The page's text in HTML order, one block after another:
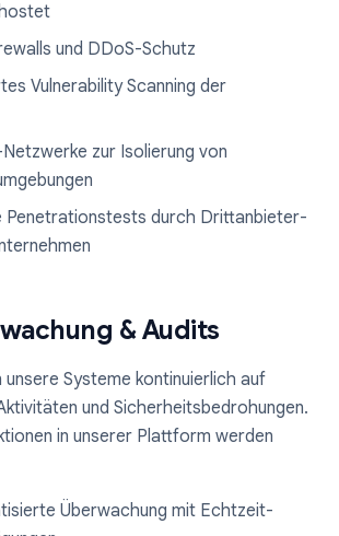
und DDoS-Schutz
Vulnerability Scanning der
zur Isolierung von
Penetrationstests durch Drittanbieter-
& Audits
Systeme kontinuierlich auf
und Sicherheitsbedrohungen.
in unserer Plattform werden
Überwachung mit Echtzeit-